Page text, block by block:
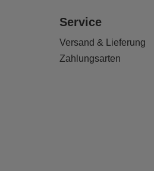
Service
Versand & Lieferung
Zahlungsarten